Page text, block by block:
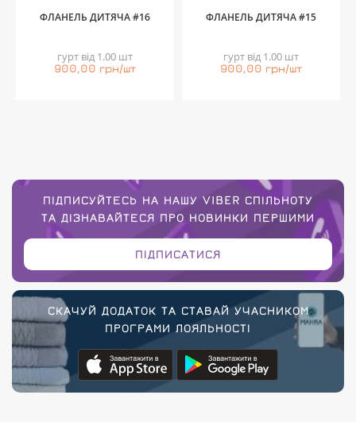
ФЛАНЕЛЬ ДИТЯЧА #16
гурт від 1.00 шт
900,00 грн/шт
ФЛАНЕЛЬ ДИТЯЧА #15
гурт від 1.00 шт
900,00 грн/шт
ПІДПИСУЙТЕСЬ НА НАШУ VIBER СПІЛЬНОТУ
ТА ДІЗНАВАЙТЕСЯ ПРО НОВИНКИ ПЕРШИМИ
ПІДПИСАТИСЯ
СКАЧУЙ ДОДАТОК ТА СТАВАЙ УЧАСНИКОМ
ПРОГРАМИ ЛОЯЛЬНОСТІ